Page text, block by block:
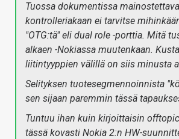
Tuossa dokumentissa
kontrolleriakaan ei tarvitse
"OTG:tä" eli dual role -porttia. Mitä
alkaen -Nokiassa muutenkaan.
liitintyyppien välillä on siis minusta
Selityksen tuotesegmennoinnista
sen sijaan paremmin tässä
Tuntuu ihan kuin kirjoittaisin
tässä kovasti Nokia 2:n HW-